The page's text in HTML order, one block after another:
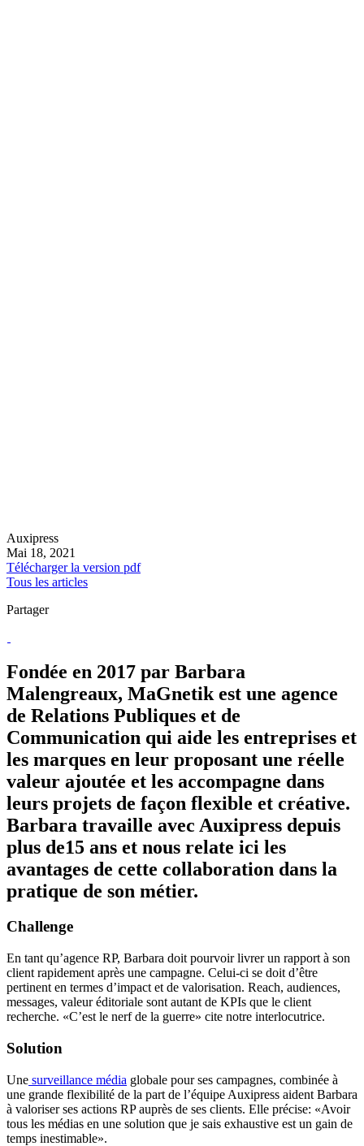
Auxipress
Mai 18, 2021
Télécharger la version pdf
Tous les articles
Partager
Fondée en 2017 par Barbara
Malengreaux, MaGnetik est une agence
de Relations Publiques et de
Communication qui aide les entreprises et
les marques en leur proposant une réelle
valeur ajoutée et les accompagne dans
leurs projets de façon flexible et créative.
Barbara travaille avec Auxipress depuis
plus de15 ans et nous relate ici les
avantages de cette collaboration dans la
pratique de son métier.
Challenge
En tant qu’agence RP, Barbara doit pourvoir livrer un rapport à son
client rapidement après une campagne. Celui-ci se doit d’être
pertinent en termes d’impact et de valorisation. Reach, audiences,
messages, valeur éditoriale sont autant de KPIs que le client
recherche. «C’est le nerf de la guerre» cite notre interlocutrice.
Solution
Une surveillance média globale pour ses campagnes, combinée à
une grande flexibilité de la part de l’équipe Auxipress aident Barbara
à valoriser ses actions RP auprès de ses clients. Elle précise: «Avoir
tous les médias en une solution que je sais exhaustive est un gain de
temps inestimable».